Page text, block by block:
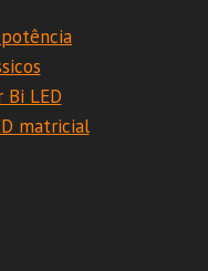
LED
matricial